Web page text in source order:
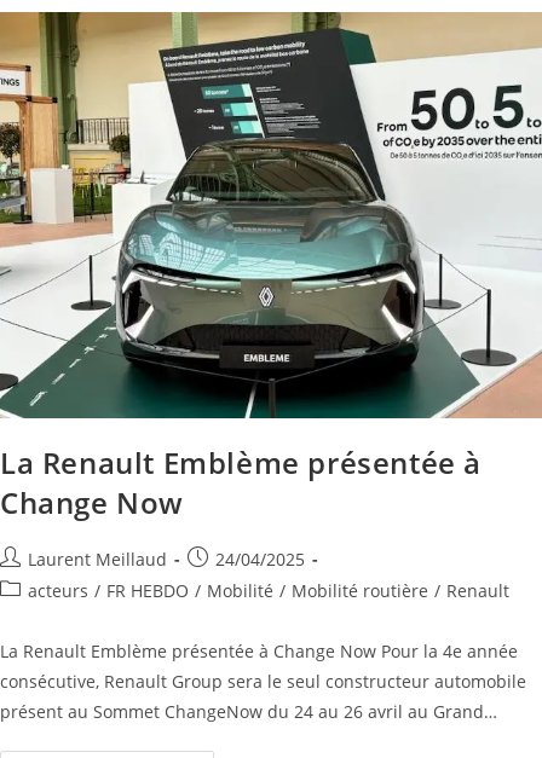
La Renault Emblème présentée à
Change Now
Laurent Meillaud
24/04/2025
acteurs / FR HEBDO / Mobilité / Mobilité routière / Renault
La Renault Emblème présentée à Change Now Pour la 4e année
consécutive, Renault Group sera le seul constructeur automobile
présent au Sommet ChangeNow du 24 au 26 avril au Grand…